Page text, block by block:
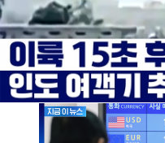
"세계의 선박들, 석유
에 전해진 종전합의